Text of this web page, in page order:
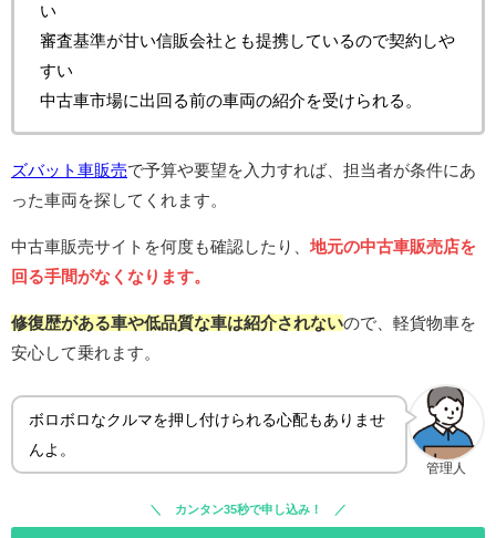
い
審査基準が甘い信販会社とも提携しているので契約しや
すい
中古車市場に出回る前の車両の紹介を受けられる。
ズバット車販売で予算や要望を入力すれば、担当者が条件にあ
った車両を探してくれます。
中古車販売サイトを何度も確認したり、 地元の中古車販売店を
回る手間がなくなります。
修復歴がある車や低品質な車は紹介されないので、軽貨物車を
安心して乗れます。
管理人
ボロボロなクルマを押し付けられる心配もありませ
んよ。
カンタン35秒で申し込み！